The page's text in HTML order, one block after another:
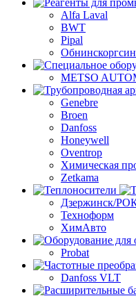
Alfa Laval
BWT
Pipal
METSO
Genebre
Broen
Danfoss
Honeywell
Oventrop
Химическая
Zetkama
Дзержинск/
Техноформ
ХимАвто
Probat
Danfoss VLT